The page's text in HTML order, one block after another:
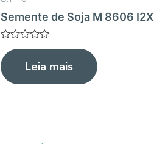
Semente de Soja M 8606 I2X
Avaliação
0
de
5
Leia mais